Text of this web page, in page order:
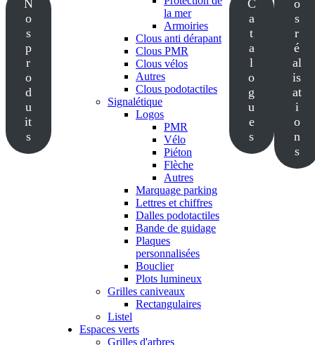
N
o
s
p
r
o
d
u
it
s
la mer
Armoiries
Clous anti dérapant
Clous PMR
Clous vélos
Autres
Clous podotactiles
Signalétique
Logos
PMR
Vélo
Piéton
Flèche
Autres
Marquage parking
Lettres et chiffres
Dalles podotactiles
Bande de guidage
Plaques
personnalisées
Bouclier
Plots lumineux
Grilles caniveaux
Rectangulaires
Listel
Espaces verts
Grilles d'arbres
C
a
t
a
l
o
g
u
e
s
o
s
r
é
al
is
at
i
o
n
s